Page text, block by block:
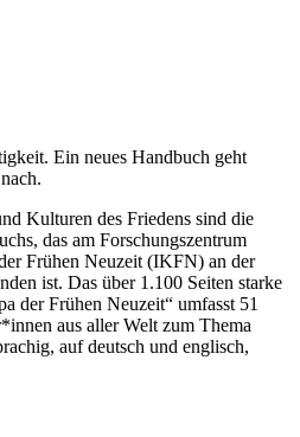
Ein neues Handbuch geht
Kulturen des Friedens sind die
das am Forschungszentrum
Frühen Neuzeit (IKFN) an der
ist. Das über 1.100 Seiten starke
der Frühen Neuzeit“ umfasst 51
aus aller Welt zum Thema
auf deutsch und englisch,